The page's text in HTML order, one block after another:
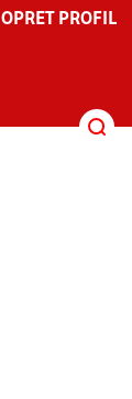
OPRET PROFIL